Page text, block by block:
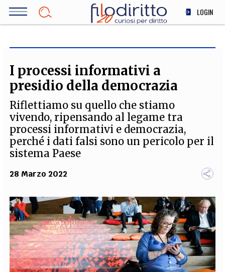
Salta
LOGIN
SOCIETÀ
MEDICINA
STORIA E FILOSOFIA
INNOVAZIONE
ALTRO
FILODIRITTO REDAZIONE COMITATO SCIENTIFICO AUTORI CURATORI
FOTOGRAFI
PARTNER COLLABORA CON NOI
EXTRA
CODICI RUBRICHE LIBRI PROCEEDINGS PUBBLICITÀ CONTATTI
I processi informativi a
presidio della democrazia
Riflettiamo su quello che stiamo
vivendo, ripensando al legame tra
processi informativi e democrazia,
perché i dati falsi sono un pericolo per il
sistema Paese
28 Marzo 2022